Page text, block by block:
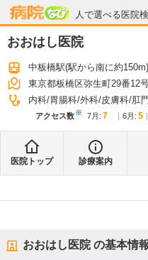
人で選べる医院
病院なび
おおはし医院
中板橋駅(駅から南に約150m)
東京都板橋区弥生町29番12
内科 胃腸科 外科 皮膚科 肛
アクセス数※ 7月 : 7 6月 : 5
医院トップ 診療案内
おおはし医院の基本情